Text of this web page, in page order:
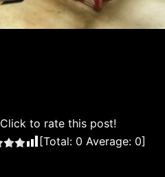
Click to rate this post!
[Total: 0 Average: 0]